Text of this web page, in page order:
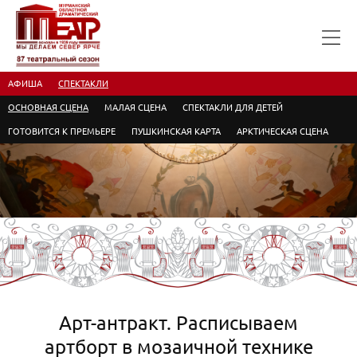
АФИША СПЕКТАКЛИ
ОСНОВНАЯ СЦЕНА МАЛАЯ СЦЕНА СПЕКТАКЛИ ДЛЯ ДЕТЕЙ
ГОТОВИТСЯ К ПРЕМЬЕРЕ ПУШКИНСКАЯ КАРТА АРКТИЧЕСКАЯ СЦЕНА
Арт-антракт. Расписываем
артборт в мозаичной технике